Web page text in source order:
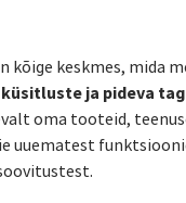
kõige keskmes, mida
ja pideva
oma tooteid,
uuematest